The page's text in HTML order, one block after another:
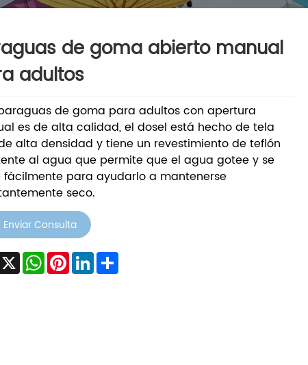
de goma abierto manual
adultos
de goma para adultos con apertura
es de alta calidad, el dosel está hecho de tela
alta densidad y tiene un revestimiento de teflón
al agua que permite que el agua gotee y se
para ayudarlo a mantenerse
seco.
Enviar Consulta
X WhatsApp
PinterestLinkedInShare